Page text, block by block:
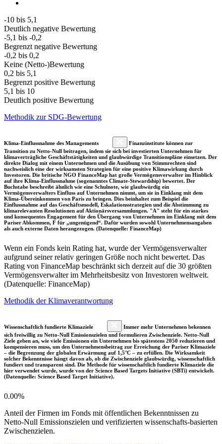
-10 bis 5,1
Deutlich negative Bewertung
-5,1 bis -0,2
Begrenzt negative Bewertung
-0,2 bis 0,2
Keine (Netto-)Bewertung
0,2 bis 5,1
Begrenzt positive Bewertung
5,1 bis 10
Deutlich positive Bewertung
Methodik zur SDG-Bewertung
Klima-Einflussnahme des Managements
Finanzinstitute können zur
Transition zu Netto-Null beitragen, indem sie sich bei investierten Unternehmen für
klimaverträgliche Geschäftstätigkeiten und glaubwürdige Transitionspläne einsetzen. Der
direkte Dialog mit einem Unternehmen und die Ausübung von Stimmrechten sind
nachweislich eine der wirksamsten Strategien für eine positive Klimawirkung durch
Investoren. Die britische NGO FinanceMap hat große Vermögensverwalter im Hinblick
auf ihre Klima-Einflussnahme (sogenanntes Climate-Stewardship) bewertet. Der
Buchstabe beschreibt ähnlich wie eine Schulnote, wie glaubwürdig ein
Vermögensverwalters Einfluss auf Unternehmen nimmt, um sie in Einklang mit dem
Klima-Übereinkommen von Paris zu bringen. Dies beinhaltet zum Beispiel die
Einflussnahme auf das Geschäftsmodell, Eskalationsstrategien und die Abstimmung zu
klimarelevanten Resolutionen auf Aktionärsversammlungen. "A" steht für ein starkes
und konsequentes Engagement für den Übergang von Unternehmen im Einklang mit dem
Pariser Abkommen, F für „ungenügend“. Dafür wurden sowohl Unternehmensangaben
als auch externe Daten herangezogen. (Datenquelle: FinanceMap)
Wenn ein Fonds kein Rating hat, wurde der Vermögensverwalter
aufgrund seiner relativ geringen Größe noch nicht bewertet. Das
Rating von FinanceMap beschränkt sich derzeit auf die 30 größten
Vermögensverwalter im Mehrheitsbesitz von Investoren weltweit.
(Datenquelle: FinanceMap)
Methodik der Klimaverantwortung
Wissenschaftlich fundierte Klimaziele
Immer mehr Unternehmen bekennen
sich freiwillig zu Netto-Null Emissionszielen und formulieren Zwischenziele. Netto-Null
Ziele geben an, wie viele Emissionen ein Unternehmen bis spätestens 2050 reduzieren und
kompensieren muss, um den Unternehmensbeitrag zur Erreichung der Pariser Klimaziele
– die Begrenzung der globalen Erwärmung auf 1,5°C – zu erfüllen. Die Wirksamkeit
solcher Bekenntnisse hängt davon ab, ob die Zwischenziele glaubwürdig, wissenschaftlich
fundiert und transparent sind. Die Methode für wissenschaftlich fundierte Klimaziele die
hier verwendet wurde, wurde von der Science Based Targets Initiative (SBTi) entwickelt.
(Datenquelle: Science Based Target Initiative).
0.00%
Anteil der Firmen im Fonds mit öffentlichen Bekenntnissen zu
Netto-Null Emissionszielen und verifizierten wissenschafts-basierten
Zwischenzielen.